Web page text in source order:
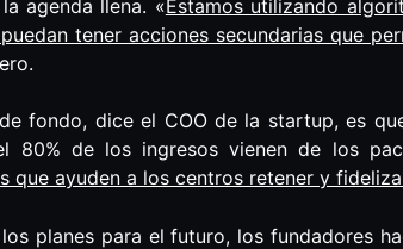
agenda llena. «Estamos utilizando
tener acciones secundarias que
fondo, dice el COO de la startup, es
80% de los ingresos vienen de los
que ayuden a los centros retener y
planes para el futuro, los fundadores